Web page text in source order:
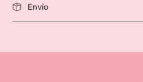
Envío